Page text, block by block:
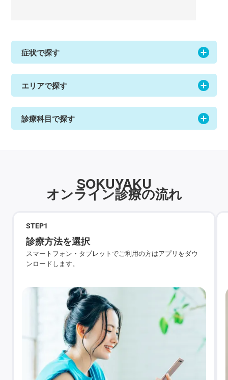
症状で探す
エリアで探す
診療科目で探す
SOKUYAKU
オンライン診療の流れ
STEP1
診療方法を選択
スマートフォン・タブレットでご利用の方はアプリをダウ
ンロードします。